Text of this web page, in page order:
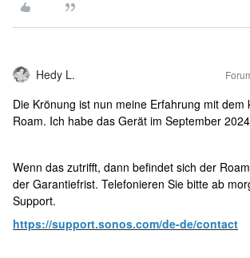
Hedy L.
Die Krönung ist nun meine Erfahrung mit dem
Roam. Ich habe das Gerät im September
Wenn das zutrifft, dann befindet sich der
der Garantiefrist. Telefonieren Sie bitte ab
Support.
https://support.sonos.com/de-de/contact